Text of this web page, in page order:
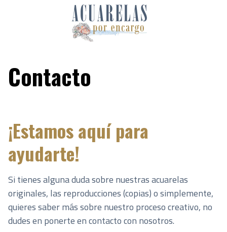
Contacto
¡Estamos aquí para
ayudarte!
Si tienes alguna duda sobre nuestras acuarelas
originales, las reproducciones (copias) o simplemente,
quieres saber más sobre nuestro proceso creativo, no
dudes en ponerte en contacto con nosotros.